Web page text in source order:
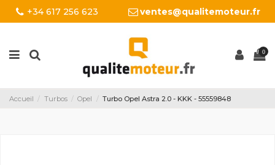
+34 617 256 623 ventes@qualitemoteur.fr
0
Accueil Turbos Opel Turbo Opel Astra 2.0 - KKK - 55559848